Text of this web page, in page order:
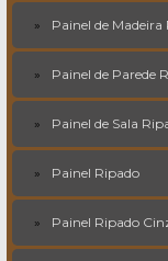
Painel de Madeira
Painel de Parede
Painel de Sala
Painel Ripado
Painel Ripado